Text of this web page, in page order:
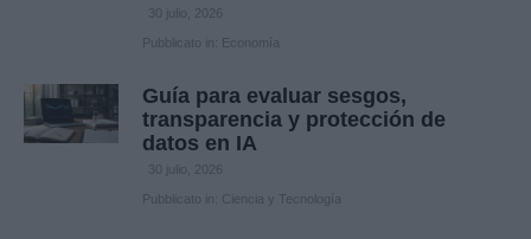
30 julio, 2026
Pubblicato in: Economía
Guía para evaluar sesgos,
transparencia y protección de
datos en IA
30 julio, 2026
Pubblicato in: Ciencia y Tecnología